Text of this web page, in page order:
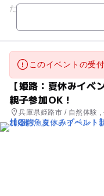
だけでなく、 「自分は
このイベントの受
【姫路：夏休みイベ
親子参加OK！
兵庫県姫路市 / 自然体験 ,